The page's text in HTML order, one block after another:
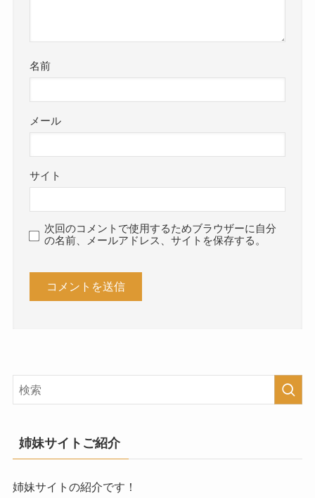
名前
メール
サイト
次回のコメントで使用するためブラウザーに自分
の名前、メールアドレス、サイトを保存する。
姉妹サイトご紹介
姉妹サイトの紹介です！